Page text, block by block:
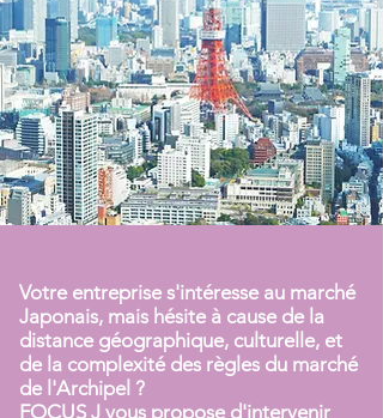
Votre entreprise s'intéresse au marché
Japonais, mais hésite à cause de la
distance géographique, culturelle, et
de la complexité des règles du marché
de l'Archipel ?
FOCUS J vous propose d'intervenir